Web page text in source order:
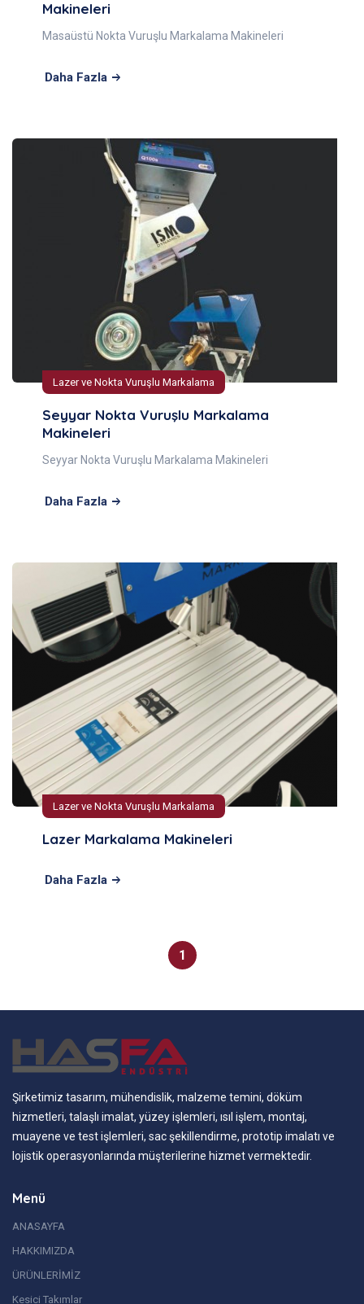
Makineleri
Masaüstü Nokta Vuruşlu Markalama Makineleri
Daha Fazla
Lazer ve Nokta Vuruşlu Markalama
Seyyar Nokta Vuruşlu Markalama
Makineleri
Seyyar Nokta Vuruşlu Markalama Makineleri
Daha Fazla
Lazer ve Nokta Vuruşlu Markalama
Lazer Markalama Makineleri
Daha Fazla
1
Şirketimiz tasarım, mühendislik, malzeme temini, döküm
hizmetleri, talaşlı imalat, yüzey işlemleri, ısıl işlem, montaj,
muayene ve test işlemleri, sac şekillendirme, prototip imalatı ve
lojistik operasyonlarında müşterilerine hizmet vermektedir.
Menü
ANASAYFA
HAKKIMIZDA
ÜRÜNLERİMİZ
Kesici Takımlar